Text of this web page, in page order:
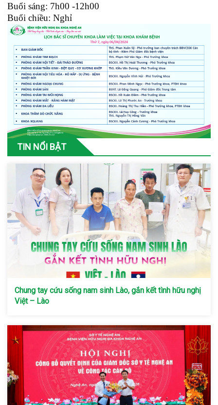
Buổi sáng: 7h00 -12h00
Buổi chiều: Nghỉ
TIN NỔI BẬT
Chung tay cứu sống nam sinh Lào, gắn kết tình hữu nghị
Việt – Lào